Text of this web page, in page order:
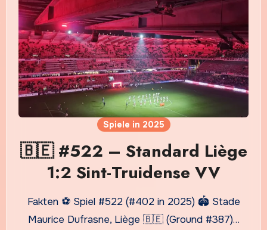
Spiele in 2025
🇧🇪 #522 – Standard Liège
1:2 Sint-Truidense VV
Fakten ⚽ Spiel #522 (#402 in 2025) 🏟️ Stade
Maurice Dufrasne, Liège 🇧🇪 (Ground #387)…